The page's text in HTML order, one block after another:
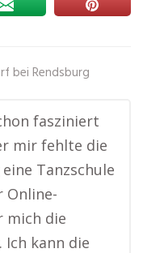
bei Rendsburg
fasziniert
mir fehlte die
Tanzschule
Online-
mich die
Ich kann die